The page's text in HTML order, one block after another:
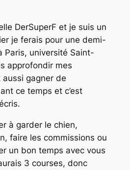
DerSuperF et je suis un
je ferais pour une demi-
Paris, université Saint-
approfondir mes
gagner de
ce temps et c’est
à garder le chien,
faire les commissions ou
un bon temps avec vous
3 courses, donc